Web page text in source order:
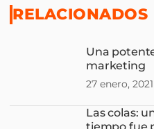
RELACIONADOS
Una
marketing
27 enero, 2021
Las colas:
tiempo fue